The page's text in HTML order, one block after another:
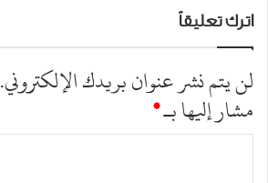
اترك تعليقاً
لن يتم نشر عنوان بريدك الإلكتروني.
مشار إليها بـ*
ا